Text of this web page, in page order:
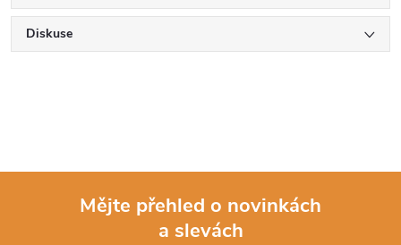
Diskuse
Mějte přehled o novinkách
a slevách